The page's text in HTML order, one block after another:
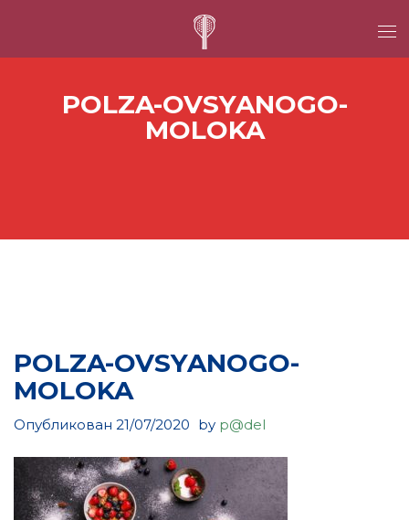
POLZA-OVSYANOGO-
MOLOKA
POLZA-OVSYANOGO-
MOLOKA
Опубликован 21/07/2020 by p@del